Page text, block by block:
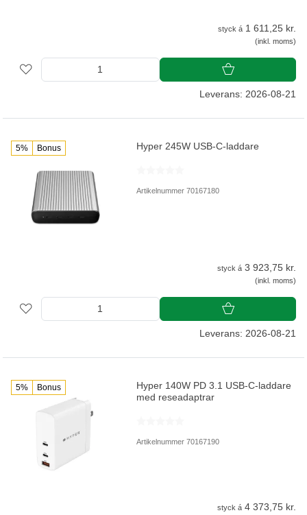
styck á 1 611,25 kr.
(inkl. moms)
Leverans: 2026-08-21
5% Bonus Hyper 245W USB-C-laddare
Artikelnummer 70167180
styck á 3 923,75 kr.
(inkl. moms)
Leverans: 2026-08-21
5% Bonus
Hyper 140W PD 3.1 USB-C-laddare
med reseadaptrar
Artikelnummer 70167190
styck á 4 373,75 kr.